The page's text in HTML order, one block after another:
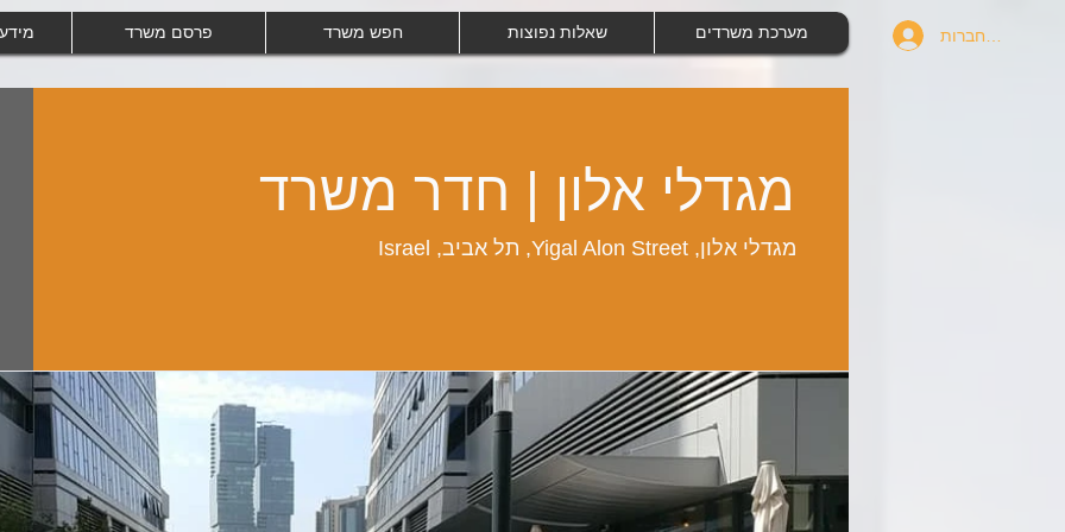
מערכת משרדים שאלות נפוצות חפש משרד פרסם משרד להתחברות
מגדלי אלון | חדר משרד
מגדלי אלון, Yigal Alon Street, תל אביב, Israel